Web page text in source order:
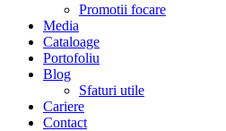
Promotii focare
Media
Cataloage
Portofoliu
Blog
Sfaturi utile
Cariere
Contact